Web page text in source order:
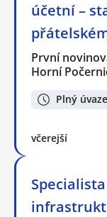
účetní –
První
Horní
Plný
včerejší